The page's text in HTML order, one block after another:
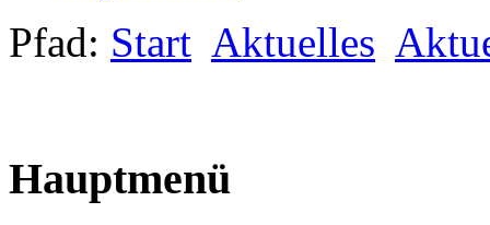
Pfad: Start Aktuelles
Hauptmenü